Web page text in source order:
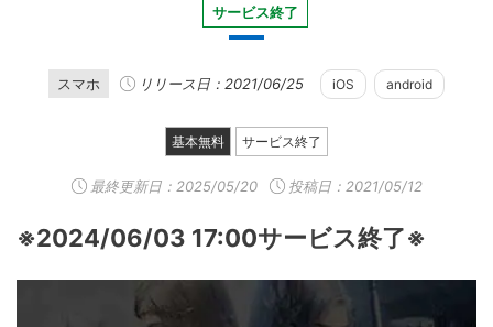
サービス終了
スマホ リリース日：2021/06/25 iOS android
基本無料 サービス終了
最終更新日： 2025/05/20 投稿日：2021/05/12
※2024/06/03 17:00サービス終了※